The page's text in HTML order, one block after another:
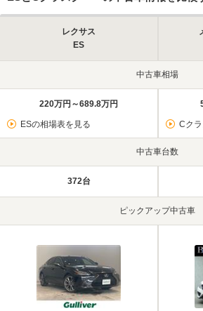
レクサス
ES
中古車相場
220万円～689.8万円
ESの相場表を見る Cク
中古車台数
372台
ピックアップ中古車